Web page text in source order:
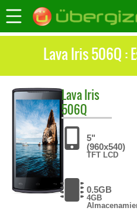
Lava Iris 506Q :
LavaIris
506Q
5"
(960x540)
TFT LCD
0.5GB
4GB